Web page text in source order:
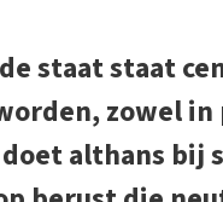
staat staat
zowel
althans bij